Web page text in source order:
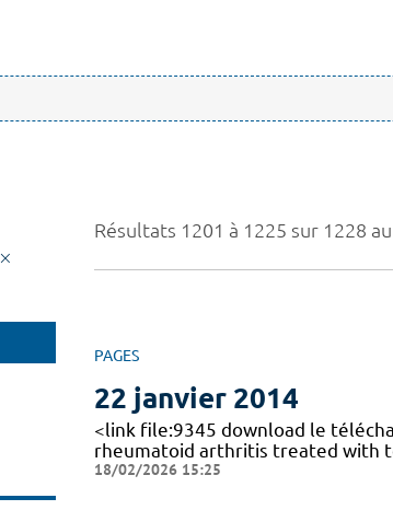
Résultats 1201 à 1225 sur 1228
PAGES
22 janvier 2014
<link file:9345 download le
rheumatoid arthritis treated with
18/02/2026 15:25